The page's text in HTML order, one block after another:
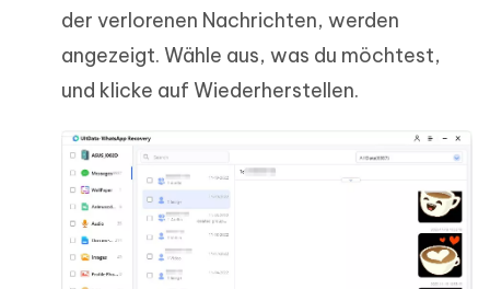
der verlorenen Nachrichten, werden
angezeigt. Wähle aus, was du möchtest,
und klicke auf Wiederherstellen.